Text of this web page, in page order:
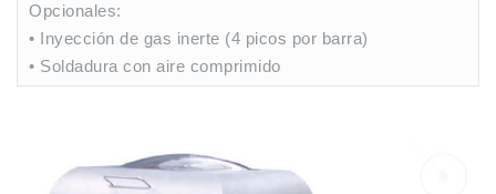
Opcionales:
• Inyección de gas inerte (4 picos por barra)
• Soldadura con aire comprimido